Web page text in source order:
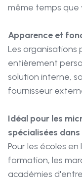
même temps que
Apparence et
Les
entièrement
solution interne,
fournisseur
Idéal pour les
spécialisées
Pour les écoles
formation, les
académies